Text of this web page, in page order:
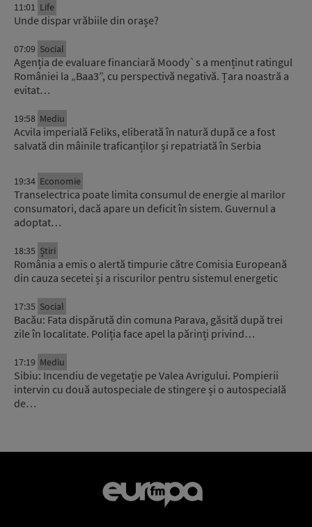
11:01 Life
Unde dispar vrăbiile din orașe?
07:09 Social
Agenția de evaluare financiară Moody`s a menținut ratingul
României la „Baa3”, cu perspectivă negativă. Țara noastră a
evitat…
19:58 Mediu
Acvila imperială Feliks, eliberată în natură după ce a fost
salvată din mâinile traficanților și repatriată în Serbia
19:34 Economie
Transelectrica poate limita consumul de energie al marilor
consumatori, dacă apare un deficit în sistem. Guvernul a
adoptat…
18:35 Știri
România a emis o alertă timpurie către Comisia Europeană
din cauza secetei și a riscurilor pentru sistemul energetic
17:35 Social
Bacău: Fata dispărută din comuna Parava, găsită după trei
zile în localitate. Poliția face apel la părinți privind…
17:19 Mediu
Sibiu: Incendiu de vegetație pe Valea Avrigului. Pompierii
intervin cu două autospeciale de stingere și o autospecială
de…